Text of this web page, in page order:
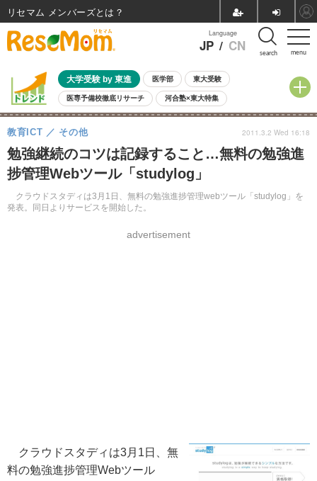
menu
Language
JP / CN search
大学受験 by 東進 医学部 東大受験
医専予備校徹底リサーチ 河合塾×東大特集
親子で考える大学選び 高校受験 中学受験 小学校受験
共通テスト 夏休み
8月開催イベント・WS 全国公立高校 過去問 人気記事
自由研究教材（小学生向け） 自由研究教材（中学生向け）
勉強継続のコツは記録すること…無料の勉強進
捗管理Webツール「studylog」
クラウドスタディは3月1日、無料の勉強進捗管理webツール「studylog」を
発表。同日よりサービスを開始した。
教育ICT その他
advertisement
2011.3.2 Wed 16:18
クラウドスタディは3月1日、無
料の勉強進捗管理Webツール
リセマム メンバーズ